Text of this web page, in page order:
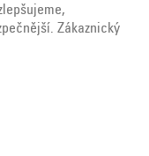
Zákaznický